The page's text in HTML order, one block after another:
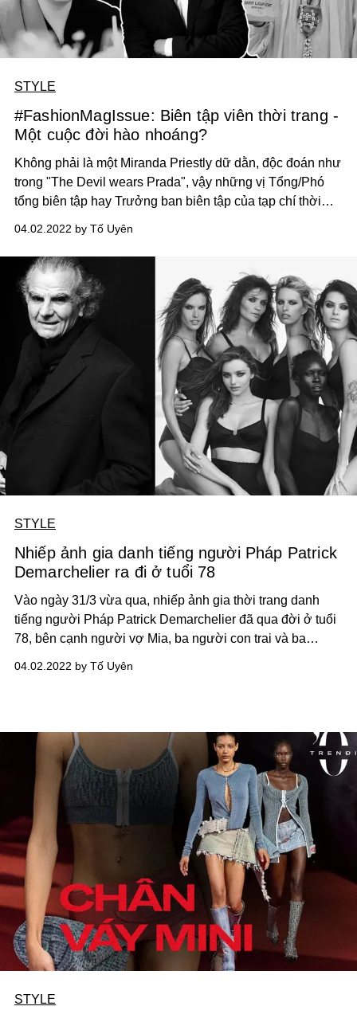
STYLE
#FashionMagIssue: Biên tập viên thời trang -
Một cuộc đời hào nhoáng?
Không phải là một Miranda Priestly dữ dằn, độc đoán như
trong "The Devil wears Prada", vậy những vị Tổng/Phó
tổng biên tập hay Trưởng ban biên tập của tạp chí thời
04.02.2022 by Tố Uyên
STYLE
Nhiếp ảnh gia danh tiếng người Pháp Patrick
Demarchelier ra đi ở tuổi 78
Vào ngày 31/3 vừa qua, nhiếp ảnh gia thời trang danh
tiếng người Pháp Patrick Demarchelier đã qua đời ở tuổi
78, bên cạnh người vợ Mia, ba người con trai và ba
04.02.2022 by Tố Uyên
STYLE